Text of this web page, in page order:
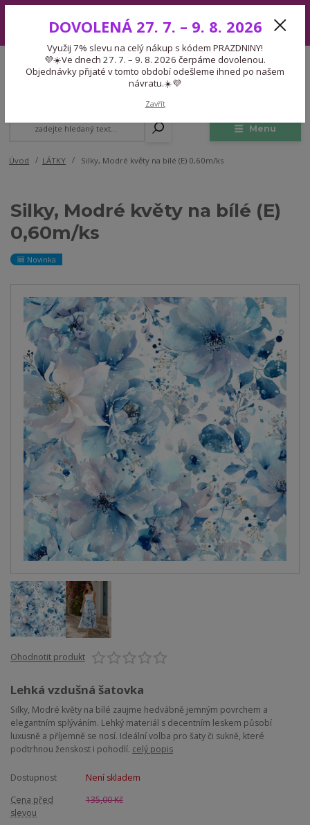
7. – 9. 8. 2026 čerpáme dovolenou. Objednávky přijaté v tomto období
odešleme ihned po našem návratu.☀️💜
Menu
CZK
Expedice 775 866 913
Po-Čt 9-15:30 Pá 9-14:30 Pauza 13-13:45
Úvod LÁTKY Silky, Modré květy na bílé (E) 0,60m/ks
Silky, Modré květy na bílé (E)
0,60m/ks
🆕 Novinka
Ohodnotit produkt
Lehká vzdušná šatovka
Silky, Modré květy na bílé zaujme hedvábně jemným povrchem a
elegantním splýváním. Lehký materiál s decentním leskem působí
luxusně a příjemně se nosí. Ideální volba pro šaty či sukně, které
podtrhnou ženskost i pohodlí. celý popis
Dostupnost
Není skladem
Cena před
slevou
135,00 Kč
DOVOLENÁ 27. 7. – 9. 8. 2026
Využij 7% slevu na celý nákup s kódem PRAZDNINY!
💜☀️Ve dnech 27. 7. – 9. 8. 2026 čerpáme dovolenou.
Objednávky přijaté v tomto období odešleme ihned po našem
návratu.☀️💜
Zavřít